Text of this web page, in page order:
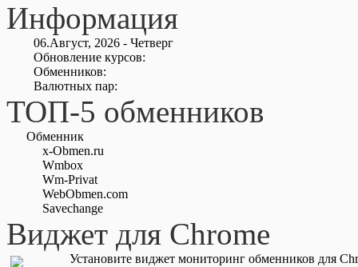
Информация
06.Август, 2026 - Четверг
Обновление курсов:
Обменников:
Валютных пар:
ТОП-5 обменников
Обменник
x-Obmen.ru
Wmbox
Wm-Privat
WebObmen.com
Savechange
Виджет для Chrome
Установите виджет мониторинг обменников для